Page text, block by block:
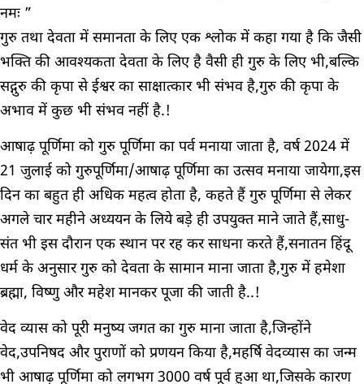
नमः ”
गुरु तथा देवता में समानता के लिए एक श्लोक में कहा गया है कि जैसी
भक्ति की आवश्यकता देवता के लिए है वैसी ही गुरु के लिए भी,बल्कि
सद्गुरु की कृपा से ईश्वर का साक्षात्कार भी संभव है,गुरु की कृपा के
अभाव में कुछ भी संभव नहीं है.!
आषाढ़ पूर्णिमा को गुरु पूर्णिमा का पर्व मनाया जाता है, वर्ष 2024 में
21 जुलाई को गुरुपूर्णिमा/आषाढ़ पूर्णिमा का उत्सव मनाया जायेगा,इस
दिन का बहुत ही अधिक महत्व होता है, कहते हैं गुरु पूर्णिमा से लेकर
अगले चार महीने अध्ययन के लिये बड़े ही उपयुक्त माने जाते हैं,साधु-
संत भी इस दौरान एक स्थान पर रह कर साधना करते हैं,सनातन हिंदू
धर्म के अनुसार गुरु को देवता के सामान माना जाता है,गुरु में हमेशा
ब्रह्मा, विष्णु और महेश मानकर पूजा की जाती है..!
वेद व्यास को पूरी मनुष्य जगत का गुरु माना जाता है,जिन्होंने
वेद,उपनिषद और पुराणों को प्रणयन किया है,महर्षि वेदव्यास का जन्म
भी आषाढ़ पूर्णिमा को लगभग 3000 वर्ष पूर्व हुआ था,जिसके कारण